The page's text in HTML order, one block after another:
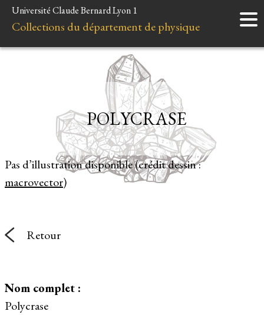
Accueil
Instruments
Liens et ressources
Université Claude Bernard Lyon 1
Collections du département de physique
Pas d’illustration disponible (crédit dessin :
macrovector)
POLYCRASE
Retour
Nom complet :
Polycrase